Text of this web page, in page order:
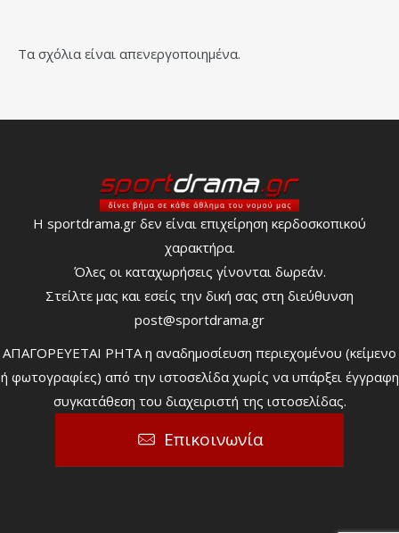
Τα σχόλια είναι απενεργοποιημένα.
Η sportdrama.gr δεν είναι επιχείρηση κερδοσκοπικού
χαρακτήρα.
Όλες οι καταχωρήσεις γίνονται δωρεάν.
Στείλτε μας και εσείς την δική σας στη διεύθυνση
post@sportdrama.gr
ΑΠΑΓΟΡΕΥΕΤΑΙ ΡΗΤΑ η αναδημοσίευση περιεχομένου (κείμενο
ή φωτογραφίες) από την ιστοσελίδα χωρίς να υπάρξει έγγραφη
συγκατάθεση του διαχειριστή της ιστοσελίδας.
Επικοινωνία